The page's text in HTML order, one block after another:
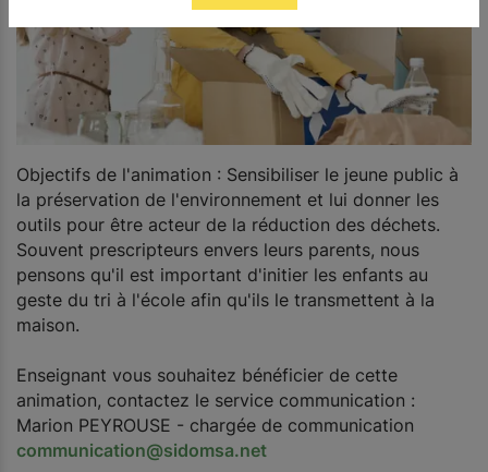
Objectifs de l'animation : Sensibiliser le jeune public à
la préservation de l'environnement et lui donner les
outils pour être acteur de la réduction des déchets.
Souvent prescripteurs envers leurs parents, nous
pensons qu'il est important d'initier les enfants au
geste du tri à l'école afin qu'ils le transmettent à la
maison.
Enseignant vous souhaitez bénéficier de cette
animation, contactez le service communication :
Marion PEYROUSE - chargée de communication
communication@sidomsa.net